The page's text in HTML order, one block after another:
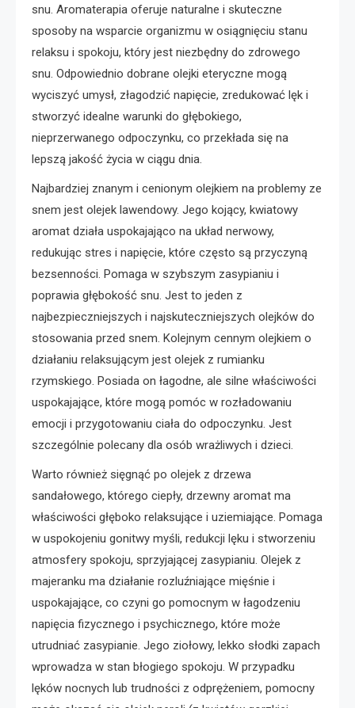
snu. Aromaterapia oferuje naturalne i skuteczne
sposoby na wsparcie organizmu w osiągnięciu stanu
relaksu i spokoju, który jest niezbędny do zdrowego
snu. Odpowiednio dobrane olejki eteryczne mogą
wyciszyć umysł, złagodzić napięcie, zredukować lęk i
stworzyć idealne warunki do głębokiego,
nieprzerwanego odpoczynku, co przekłada się na
lepszą jakość życia w ciągu dnia.
Najbardziej znanym i cenionym olejkiem na problemy ze
snem jest olejek lawendowy. Jego kojący, kwiatowy
aromat działa uspokajająco na układ nerwowy,
redukując stres i napięcie, które często są przyczyną
bezsenności. Pomaga w szybszym zasypianiu i
poprawia głębokość snu. Jest to jeden z
najbezpieczniejszych i najskuteczniejszych olejków do
stosowania przed snem. Kolejnym cennym olejkiem o
działaniu relaksującym jest olejek z rumianku
rzymskiego. Posiada on łagodne, ale silne właściwości
uspokajające, które mogą pomóc w rozładowaniu
emocji i przygotowaniu ciała do odpoczynku. Jest
szczególnie polecany dla osób wrażliwych i dzieci.
Warto również sięgnąć po olejek z drzewa
sandałowego, którego ciepły, drzewny aromat ma
właściwości głęboko relaksujące i uziemiające. Pomaga
w uspokojeniu gonitwy myśli, redukcji lęku i stworzeniu
atmosfery spokoju, sprzyjającej zasypianiu. Olejek z
majeranku ma działanie rozluźniające mięśnie i
uspokajające, co czyni go pomocnym w łagodzeniu
napięcia fizycznego i psychicznego, które może
utrudniać zasypianie. Jego ziołowy, lekko słodki zapach
wprowadza w stan błogiego spokoju. W przypadku
lęków nocnych lub trudności z odprężeniem, pomocny